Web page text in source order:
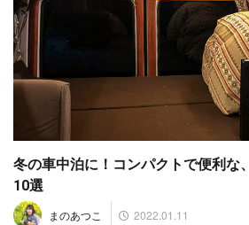
冬の車中泊に！コンパクトで便利な
10選
まのあつこ 2022.01.11